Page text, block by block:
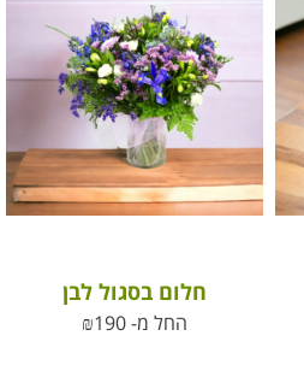
חלום בסגול לבן
החל מ- ₪190